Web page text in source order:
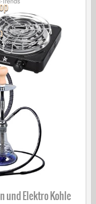
und Elektro Kohle